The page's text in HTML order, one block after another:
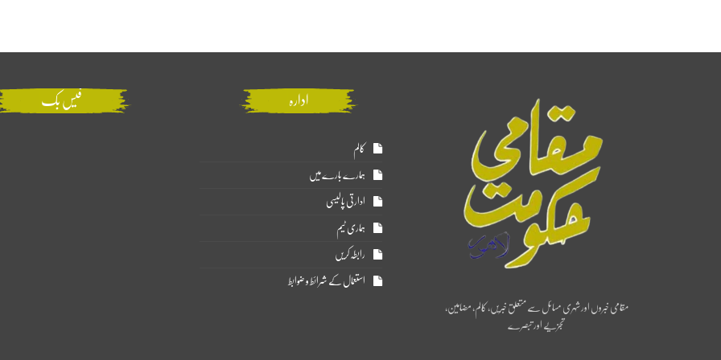
مقامی خبروں اور شہری مسائل سے متعلق خبریں، کالم، مضامین،
تجزیے اور تبصرے
ادارہ
کالم
ہمارے بارے میں
ادارتی پالیسی
ہماری ٹیم
رابطہ کریں
استعمال کے شرائط و ضوابط
فیس بک